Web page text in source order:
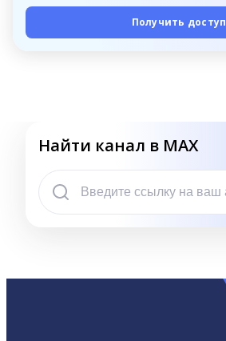
Получить доступ
Найти канал в MAX